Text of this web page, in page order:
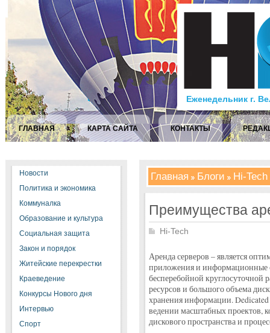
Еженедельник г.
ГЛАВНАЯ КАРТА САЙТА КОНТАКТЫ
Новости
Политика и экономика
Коммуналка
Образование и культура
Социальная защита
Закон и порядок
Житейские перекрестки
Краеведение
Конкурсы Нового дня
Интервью
Спорт
Главная Блоги Hi-Tech
Преимущества
Hi-Tech
Аренда серверов – является
приложения и информационные
бесперебойной круглосуточной
ресурсов и большого объема
хранения информации.
ведении масштабных проектов,
дискового пространства и